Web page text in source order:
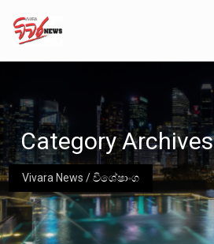
Vivara News /විශේෂාංග
Category Archives